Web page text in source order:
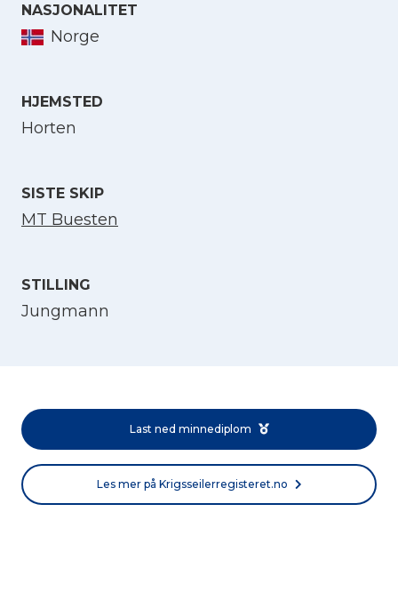
NASJONALITET
Norge
HJEMSTED
Horten
SISTE SKIP
MT Buesten
STILLING
Jungmann
Last ned minnediplom
Les mer på Krigsseilerregisteret.no
Velg språk
Norsk bokmål